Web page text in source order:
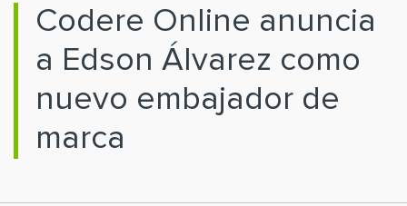
Codere Online anuncia
a Edson Álvarez como
nuevo embajador de
marca